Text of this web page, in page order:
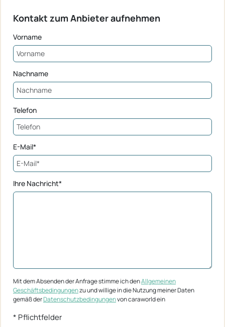
Kontakt zum Anbieter aufnehmen
Vorname
Nachname
Telefon
E-Mail*
Ihre Nachricht*
Mit dem Absenden der Anfrage stimme ich denAllgemeinen
Geschäftsbedingungenzu und willige in die Nutzung meiner Daten
gemäß derDatenschutzbedingungenvon caraworld ein
* Pflichtfelder